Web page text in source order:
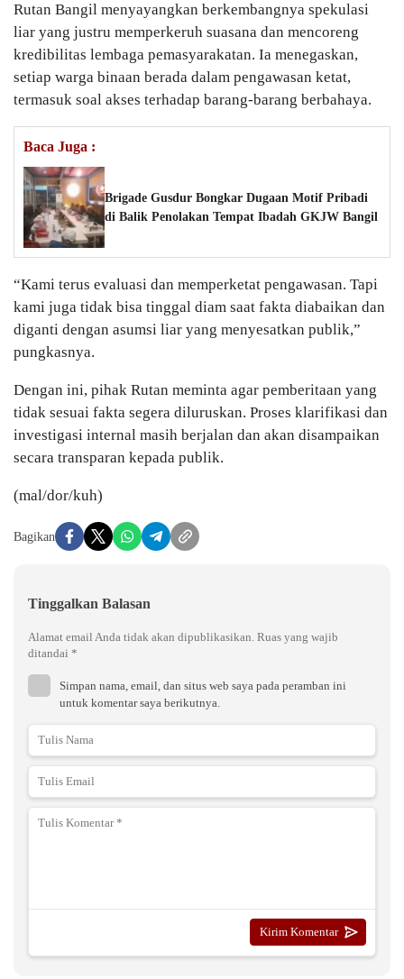
Rutan Bangil menyayangkan berkembangnya spekulasi
liar yang justru memperkeruh suasana dan mencoreng
kredibilitas lembaga pemasyarakatan. Ia menegaskan,
setiap warga binaan berada dalam pengawasan ketat,
termasuk soal akses terhadap barang-barang berbahaya.
Baca Juga :
Brigade Gusdur Bongkar Dugaan Motif Pribadi
di Balik Penolakan Tempat Ibadah GKJW Bangil
“Kami terus evaluasi dan memperketat pengawasan. Tapi
kami juga tidak bisa tinggal diam saat fakta diabaikan dan
diganti dengan asumsi liar yang menyesatkan publik,”
pungkasnya.
Dengan ini, pihak Rutan meminta agar pemberitaan yang
tidak sesuai fakta segera diluruskan. Proses klarifikasi dan
investigasi internal masih berjalan dan akan disampaikan
secara transparan kepada publik.
(mal/dor/kuh)
Bagikan
Tinggalkan Balasan
Alamat email Anda tidak akan dipublikasikan. Ruas yang wajib
ditandai *
Simpan nama, email, dan situs web saya pada peramban ini
untuk komentar saya berikutnya.